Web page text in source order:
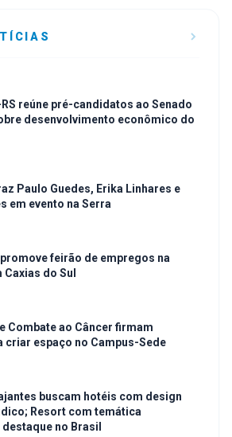
reúne pré-candidatos ao Senado
desenvolvimento econômico do
Paulo Guedes, Erika Linhares e
em evento na Serra
feirão de empregos na
do Sul
Combate ao Câncer firmam
criar espaço no Campus-Sede
buscam hotéis com design
Resort com temática
no Brasil